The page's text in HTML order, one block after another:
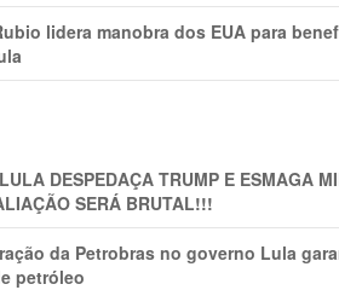
lidera manobra dos EUA para
DESPEDAÇA TRUMP E ESMAGA
SERÁ BRUTAL!!!
da Petrobras no governo Lula
petróleo